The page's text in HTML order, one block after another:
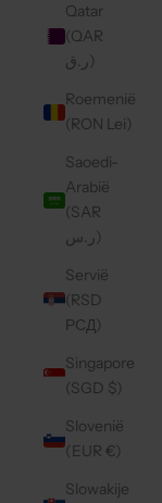
Qatar
(QAR
ر.ق)
Roemenië
(RON Lei)
Saoedi-
Arabië
(SAR
ر.س)
Servië
(RSD
РСД)
Singapore
(SGD $)
Slovenië
(EUR €)
Slowakije